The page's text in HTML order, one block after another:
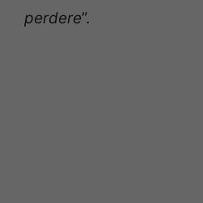
perdere”.